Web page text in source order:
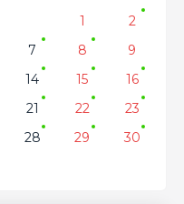
1
2
7 8
9
14 15
16
21 22
23
28 29
30